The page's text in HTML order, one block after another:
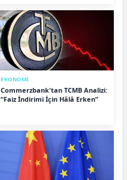
EKONOMİ
Commerzbank'tan TCMB Analizi:
“Faiz İndirimi İçin Hâlâ Erken”